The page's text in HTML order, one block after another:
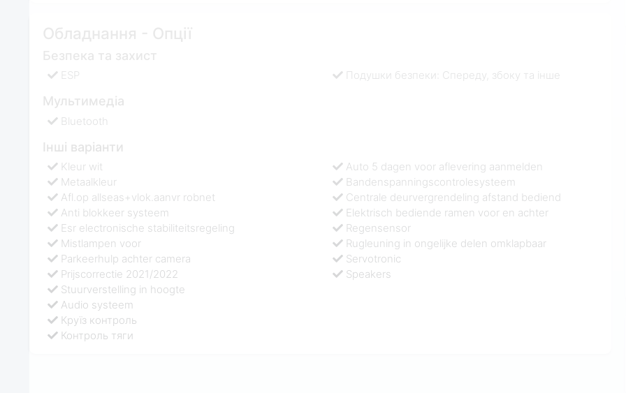
Безпека та захист
ESP Подушки безпеки: Спереду, збоку та інше
Мультимедіа
Bluetooth
Інші варіанти
Kleur wit
Metaalkleur
Afl.op allseas+vlok.aanvr robnet
Anti blokkeer systeem
Auto 5 dagen voor aflevering aanmelden
Bandenspanningscontrolesysteem
Centrale deurvergrendeling afstand bediend
Elektrisch bediende ramen voor en achter
Esr electronische stabiliteitsregeling
Mistlampen voor
Parkeerhulp achter camera
Prijscorrectie 2021/2022
Regensensor
Rugleuning in ongelijke delen omklapbaar
Servotronic
Speakers
Stuurverstelling in hoogte
Audio systeem
Круїз контроль
Контроль тяги